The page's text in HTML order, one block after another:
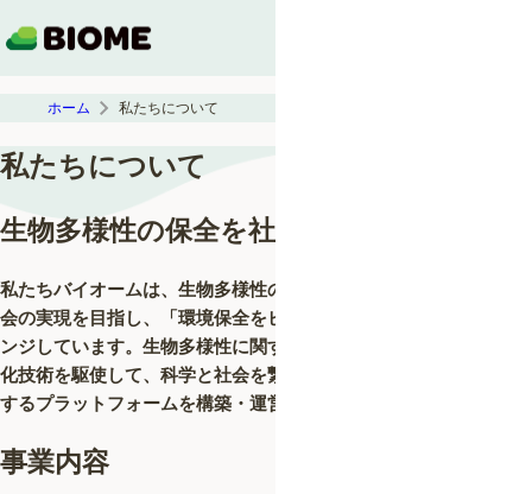
ホーム 私たちについて
私たちについて
生物多様性の保全を社会の当然に
私たちバイオームは、生物多様性の保全があたりまえとされる社
会の実現を目指し、「環境保全をビジネスにすること」にチャレ
ンジしています。生物多様性に関する独自のビッグデータと可視
化技術を駆使して、科学と社会を繋ぎ、生物多様性の保全を実現
するプラットフォームを構築・運営しています。
事業内容